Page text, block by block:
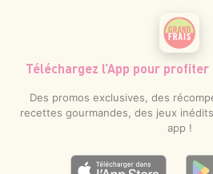
Téléchargez l’App pour
Des promos exclusives, des
recettes gourmandes, des jeux
app !